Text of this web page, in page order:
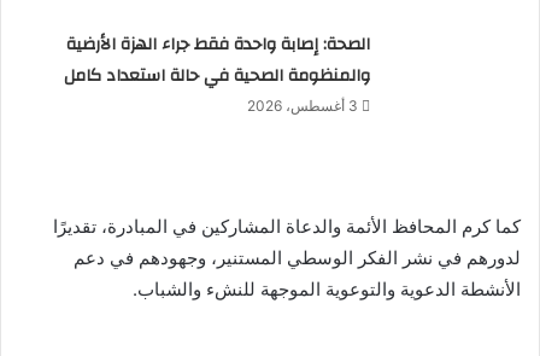
الصحة: إصابة واحدة فقط جراء الهزة الأرضية
والمنظومة الصحية في حالة استعداد كامل
3 أغسطس، 2026
كما كرم المحافظ الأئمة والدعاة المشاركين في المبادرة، تقديرًا
لدورهم في نشر الفكر الوسطي المستنير، وجهودهم في دعم
الأنشطة الدعوية والتوعوية الموجهة للنشء والشباب.